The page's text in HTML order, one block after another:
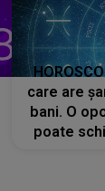
care are
bani. O
poate